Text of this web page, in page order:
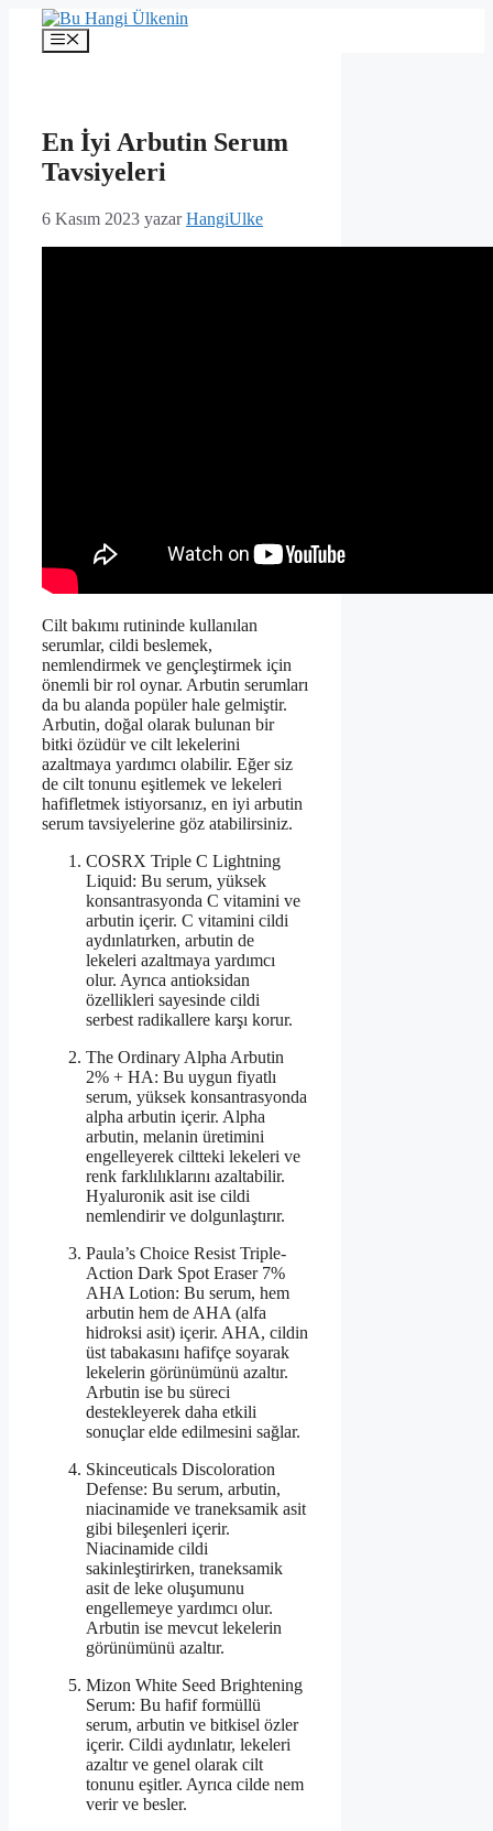
İçeriğe
Menü
En İyi Arbutin Serum
Tavsiyeleri
6 Kasım 2023 yazarHangiUlke
Cilt bakımı rutininde kullanılan
serumlar, cildi beslemek,
nemlendirmek ve gençleştirmek için
önemli bir rol oynar. Arbutin serumları
da bu alanda popüler hale gelmiştir.
Arbutin, doğal olarak bulunan bir
bitki özüdür ve cilt lekelerini
azaltmaya yardımcı olabilir. Eğer siz
de cilt tonunu eşitlemek ve lekeleri
hafifletmek istiyorsanız, en iyi arbutin
serum tavsiyelerine göz atabilirsiniz.
COSRX Triple C Lightning
Liquid: Bu serum, yüksek
konsantrasyonda C vitamini ve
arbutin içerir. C vitamini cildi
aydınlatırken, arbutin de
lekeleri azaltmaya yardımcı
olur. Ayrıca antioksidan
özellikleri sayesinde cildi
serbest radikallere karşı korur.
The Ordinary Alpha Arbutin
2% + HA: Bu uygun fiyatlı
serum, yüksek konsantrasyonda
alpha arbutin içerir. Alpha
arbutin, melanin üretimini
engelleyerek ciltteki lekeleri ve
renk farklılıklarını azaltabilir.
Hyaluronik asit ise cildi
nemlendirir ve dolgunlaştırır.
Paula’s Choice Resist Triple-
Action Dark Spot Eraser 7%
AHA Lotion: Bu serum, hem
arbutin hem de AHA (alfa
hidroksi asit) içerir. AHA, cildin
üst tabakasını hafifçe soyarak
lekelerin görünümünü azaltır.
Arbutin ise bu süreci
destekleyerek daha etkili
sonuçlar elde edilmesini sağlar.
Skinceuticals Discoloration
Defense: Bu serum, arbutin,
niacinamide ve traneksamik asit
gibi bileşenleri içerir.
Niacinamide cildi
sakinleştirirken, traneksamik
asit de leke oluşumunu
engellemeye yardımcı olur.
Arbutin ise mevcut lekelerin
görünümünü azaltır.
Mizon White Seed Brightening
Serum: Bu hafif formüllü
serum, arbutin ve bitkisel özler
içerir. Cildi aydınlatır, lekeleri
azaltır ve genel olarak cilt
tonunu eşitler. Ayrıca cilde nem
verir ve besler.